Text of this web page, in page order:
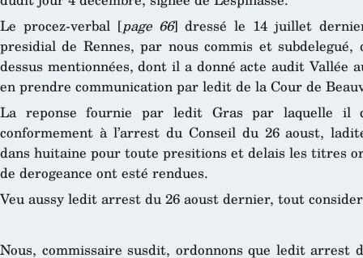
Le procez-verbal [page 66] dressé le 14 juillet
presidial de Rennes, par nous commis et
dessus mentionnées, dont il a donné acte audit
en prendre communication par ledit de la Cour de
La reponse fournie par ledit Gras par laquelle il
conformement à l’arrest du Conseil du 26 aoust,
dans huitaine pour toute presitions et delais les titres
de derogeance ont esté rendues.
Veu aussy ledit arrest du 26 aoust dernier, tout
Nous, commissaire susdit, ordonnons que ledit arrest